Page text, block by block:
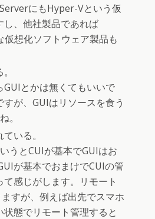
にもHyper-Vという仮
し、他社製品であれば
想化ソフトウェア製品も
GUIとかは無くてもいいで
が、GUIはリソースを食う
。
いる。
うとCUIが基本でGUIはお
が基本でおまけでCUIの管
感じがします。リモート
すが、例えば出先でスマホ
態でリモート管理すると